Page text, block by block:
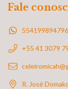
Fale
+55 41 3079
R. José